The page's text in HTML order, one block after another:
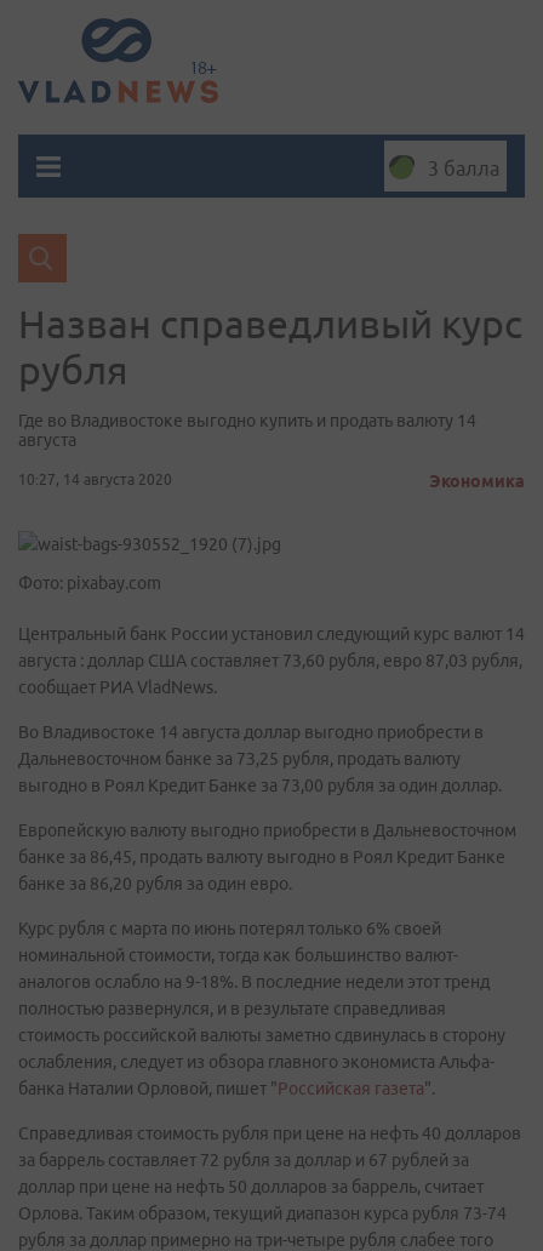
3 балла
Назван справедливый курс
рубля
Где во Владивостоке выгодно купить и продать валюту 14
августа
10:27, 14 августа 2020 Экономика
Фото: pixabay.com
Центральный банк России установил следующий курс валют 14
августа : доллар США составляет 73,60 рубля, евро 87,03 рубля,
сообщает РИА VladNews.
Во Владивостоке 14 августа доллар выгодно приобрести в
Дальневосточном банке за 73,25 рубля, продать валюту
выгодно в Роял Кредит Банке за 73,00 рубля за один доллар.
Европейскую валюту выгодно приобрести в Дальневосточном
банке за 86,45, продать валюту выгодно в Роял Кредит Банке
банке за 86,20 рубля за один евро.
Курс рубля с марта по июнь потерял только 6% своей
номинальной стоимости, тогда как большинство валют-
аналогов ослабло на 9-18%. В последние недели этот тренд
полностью развернулся, и в результате справедливая
стоимость российской валюты заметно сдвинулась в сторону
ослабления, следует из обзора главного экономиста Альфа-
банка Наталии Орловой, пишет "Российская газета".
Справедливая стоимость рубля при цене на нефть 40 долларов
за баррель составляет 72 рубля за доллар и 67 рублей за
доллар при цене на нефть 50 долларов за баррель, считает
Орлова. Таким образом, текущий диапазон курса рубля 73-74
рубля за доллар примерно на три-четыре рубля слабее того